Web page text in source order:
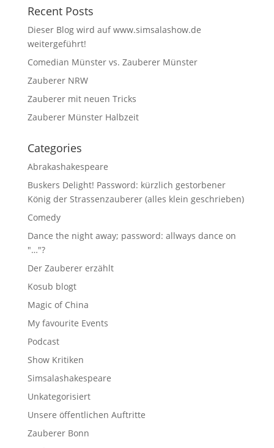
Recent Posts
Dieser Blog wird auf www.simsalashow.de
weitergeführt!
Comedian Münster vs. Zauberer Münster
Zauberer NRW
Zauberer mit neuen Tricks
Zauberer Münster Halbzeit
Categories
Abrakashakespeare
Buskers Delight! Password: kürzlich gestorbener
König der Strassenzauberer (alles klein geschrieben)
Comedy
Dance the night away; password: allways dance on
"…"?
Der Zauberer erzählt
Kosub blogt
Magic of China
My favourite Events
Podcast
Show Kritiken
Simsalashakespeare
Unkategorisiert
Unsere öffentlichen Auftritte
Zauberer Bonn